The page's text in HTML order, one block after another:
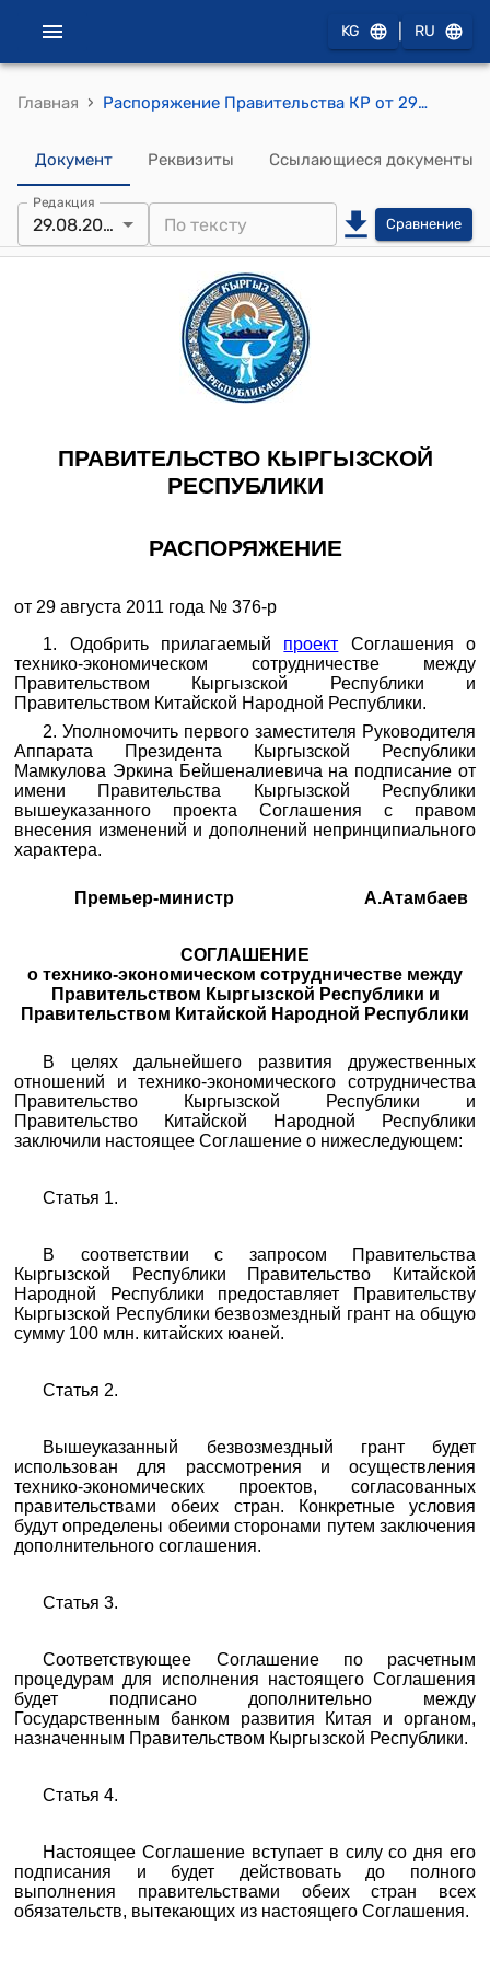
KG RU
Главная › Распоряжение Правительства КР от 29 августа 2011 года № 376-р (Об одобрении проекта Соглашения о технико-экономическом сотрудничестве между Правительством Кыргызской Республики и Правительством Китайской Народной Республики)
Документ Реквизиты Ссылающиеся документы
Редакция
29.08.2011 Сравнение